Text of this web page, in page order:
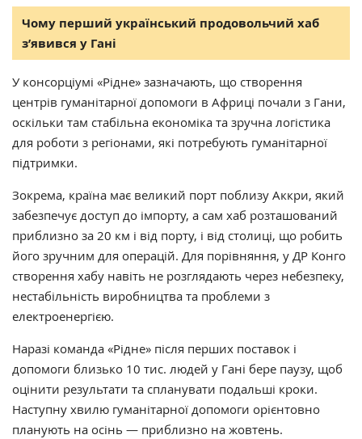
Чому перший український продовольчий хаб
з’явився у Гані
У консорціумі «Рідне» зазначають, що створення
центрів гуманітарної допомоги в Африці почали з Гани,
оскільки там стабільна економіка та зручна логістика
для роботи з регіонами, які потребують гуманітарної
підтримки.
Зокрема, країна має великий порт поблизу Аккри, який
забезпечує доступ до імпорту, а сам хаб розташований
приблизно за 20 км і від порту, і від столиці, що робить
його зручним для операцій. Для порівняння, у ДР Конго
створення хабу навіть не розглядають через небезпеку,
нестабільність виробництва та проблеми з
електроенергією.
Наразі команда «Рідне» після перших поставок і
допомоги близько 10 тис. людей у Гані бере паузу, щоб
оцінити результати та спланувати подальші кроки.
Наступну хвилю гуманітарної допомоги орієнтовно
планують на осінь — приблизно на жовтень.